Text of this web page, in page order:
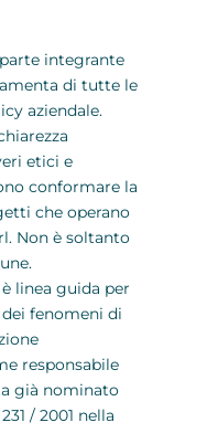
integrante
di tutte le
aziendale.
etici e
conformare la
che operano
Non è soltanto
linea guida per
fenomeni di
responsabile
già nominato
/ 2001 nella